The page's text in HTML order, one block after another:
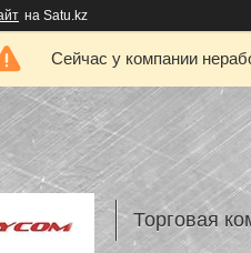
на Satu.kz
Сейчас у компании
Торговая